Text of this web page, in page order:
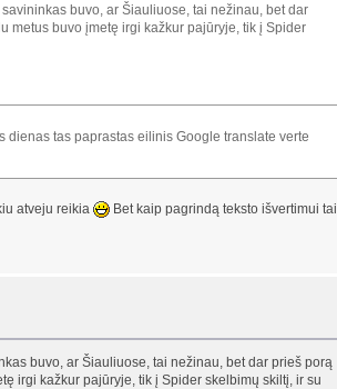
buvo, ar Šiauliuose, tai nežinau, bet dar
metus buvo įmetę irgi kažkur pajūryje, tik į Spider
dienas tas paprastas eilinis Google translate verte
atveju reikia
Bet kaip pagrindą teksto išvertimui tai
buvo, ar Šiauliuose, tai nežinau, bet dar prieš porą
irgi kažkur pajūryje, tik į Spider skelbimų skiltį, ir su